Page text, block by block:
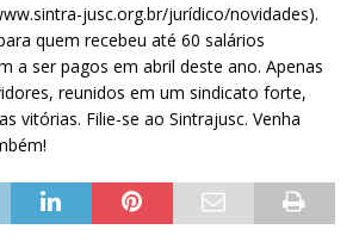
jusc.org.br/jurídico/novidades).
quem recebeu até 60 salários
a ser pagos em abril deste ano. Apenas
reunidos em um sindicato forte,
vitórias. Filie-se ao Sintrajusc. Venha